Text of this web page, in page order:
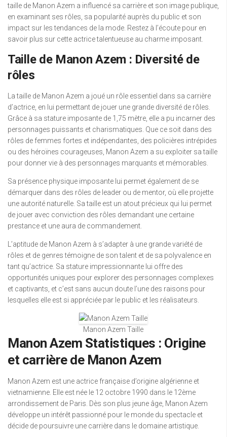
taille de Manon Azem a influencé sa carrière et son image publique,
en examinant ses rôles, sa popularité auprès du public et son
impact sur les tendances de la mode. Restez à l’écoute pour en
savoir plus sur cette actrice talentueuse au charme imposant.
Taille de Manon Azem : Diversité de
rôles
La taille de Manon Azem a joué un rôle essentiel dans sa carrière
d’actrice, en lui permettant de jouer une grande diversité de rôles.
Grâce à sa stature imposante de 1,75 mètre, elle a pu incarner des
personnages puissants et charismatiques. Que ce soit dans des
rôles de femmes fortes et indépendantes, des policières intrépides
ou des héroïnes courageuses, Manon Azem a su exploiter sa taille
pour donner vie à des personnages marquants et mémorables.
Sa présence physique imposante lui permet également de se
démarquer dans des rôles de leader ou de mentor, où elle projette
une autorité naturelle. Sa taille est un atout précieux qui lui permet
de jouer avec conviction des rôles demandant une certaine
prestance et une aura de commandement.
L’aptitude de Manon Azem à s’adapter à une grande variété de
rôles et de genres témoigne de son talent et de sa polyvalence en
tant qu’actrice. Sa stature impressionnante lui offre des
opportunités uniques pour explorer des personnages complexes
et captivants, et c’est sans aucun doute l’une des raisons pour
lesquelles elle est si appréciée par le public et les réalisateurs.
Manon Azem Taille
Manon Azem Statistiques : Origine
et carrière de Manon Azem
Manon Azem est une actrice française d’origine algérienne et
vietnamienne. Elle est née le 12 octobre 1990 dans le 12ème
arrondissement de Paris. Dès son plus jeune âge, Manon Azem
développe un intérêt passionné pour le monde du spectacle et
décide de poursuivre une carrière dans le domaine artistique.